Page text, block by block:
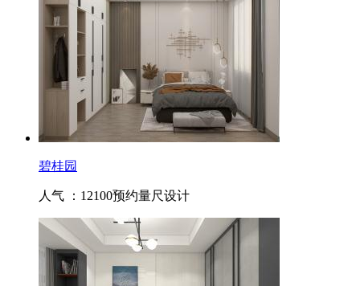
碧桂园
人气 ：12100预约量尺设计